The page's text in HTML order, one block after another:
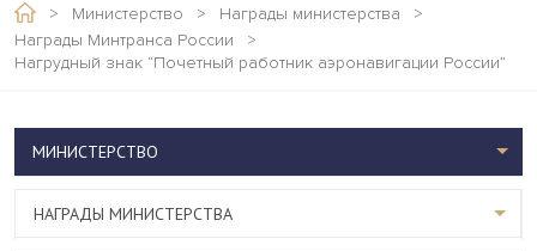
> Министерство > Награды министерства
>
Награды Минтранса России
>
Нагрудный знак “Почетный работник аэронавигации России”
МИНИСТЕРСТВО
НАГРАДЫ МИНИСТЕРСТВА